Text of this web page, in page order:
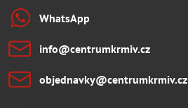
WhatsApp
info​@centrumkrmiv​.cz
objednavky​@centrumkrmiv​.cz